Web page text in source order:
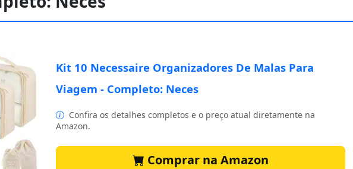
Kit 10 Necessaire Organizadores De Malas Para
Viagem - Completo: Neces
Confira os detalhes completos e o preço atual diretamente na
Amazon.
Comprar na Amazon